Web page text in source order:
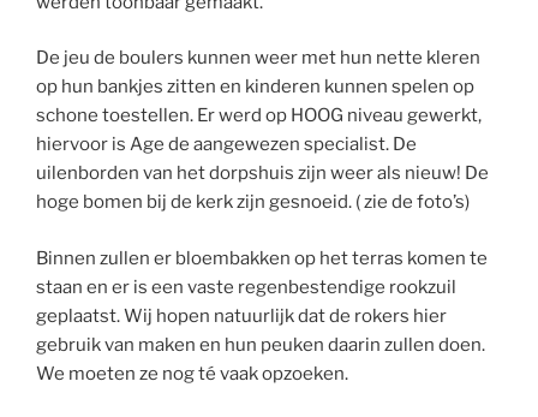
De jeu de boulers kunnen weer met hun nette kleren
op hun bankjes zitten en kinderen kunnen spelen op
schone toestellen. Er werd op HOOG niveau gewerkt,
hiervoor is Age de aangewezen specialist. De
uilenborden van het dorpshuis zijn weer als nieuw! De
hoge bomen bij de kerk zijn gesnoeid. ( zie de foto’s)
Binnen zullen er bloembakken op het terras komen te
staan en er is een vaste regenbestendige rookzuil
geplaatst. Wij hopen natuurlijk dat de rokers hier
gebruik van maken en hun peuken daarin zullen doen.
We moeten ze nog té vaak opzoeken.